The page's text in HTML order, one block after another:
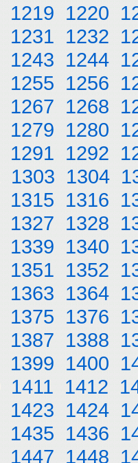
1219 1220
1231 1232
1243 1244
1255 1256
1267 1268
1279 1280
1291 1292
1303 1304
1315 1316
1327 1328
1339 1340
1351 1352
1363 1364
1375 1376
1387 1388
1399 1400
1411 1412
1423 1424
1435 1436
1447 1448